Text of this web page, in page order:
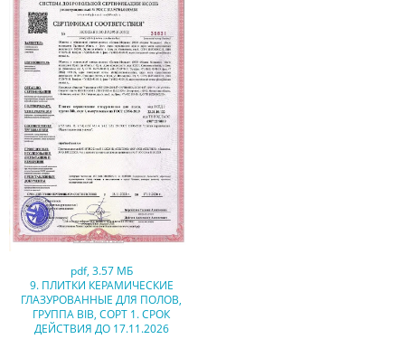
pdf, 3.57 МБ
9. ПЛИТКИ КЕРАМИЧЕСКИЕ
ГЛАЗУРОВАННЫЕ ДЛЯ ПОЛОВ,
ГРУППА BIB, СОРТ 1. СРОК
ДЕЙСТВИЯ ДО 17.11.2026